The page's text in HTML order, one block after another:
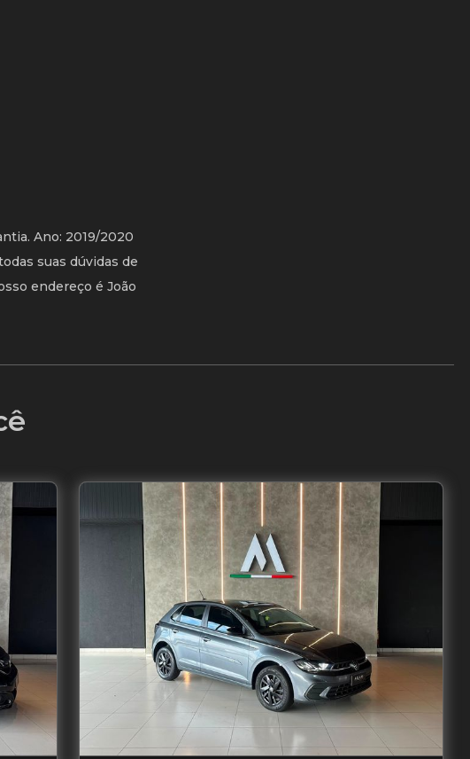
Ano: 2019/2020
suas dúvidas de
endereço é João